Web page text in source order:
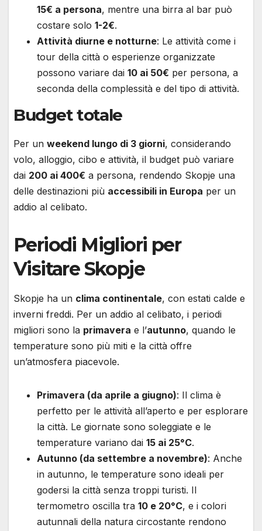
15€ a persona, mentre una birra al bar può
costare solo 1-2€.
Attività diurne e notturne: Le attività come i
tour della città o esperienze organizzate
possono variare dai 10 ai 50€ per persona, a
seconda della complessità e del tipo di attività.
Budget totale
Per un weekend lungo di 3 giorni, considerando
volo, alloggio, cibo e attività, il budget può variare
dai 200 ai 400€ a persona, rendendo Skopje una
delle destinazioni più accessibili in Europa per un
addio al celibato.
Periodi Migliori per
Visitare Skopje
Skopje ha un clima continentale, con estati calde e
inverni freddi. Per un addio al celibato, i periodi
migliori sono la primavera e l’autunno, quando le
temperature sono più miti e la città offre
un’atmosfera piacevole.
Primavera (da aprile a giugno): Il clima è
perfetto per le attività all’aperto e per esplorare
la città. Le giornate sono soleggiate e le
temperature variano dai 15 ai 25°C.
Autunno (da settembre a novembre): Anche
in autunno, le temperature sono ideali per
godersi la città senza troppi turisti. Il
termometro oscilla tra 10 e 20°C, e i colori
autunnali della natura circostante rendono